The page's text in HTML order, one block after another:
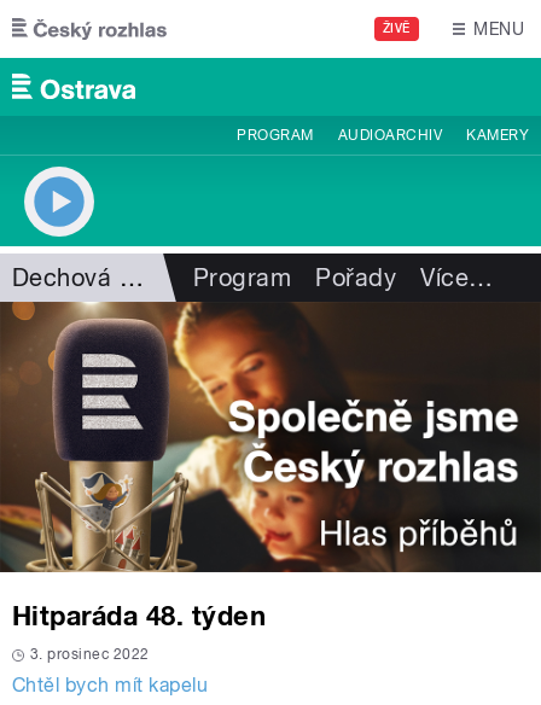
Přejít k hlavnímu obsahu
ŽIVĚ MENU
PROGRAM AUDIOARCHIV KAMERY
Dechová hudba Program Pořady Více…
Hitparáda 48. týden
3. prosinec 2022
Chtěl bych mít kapelu